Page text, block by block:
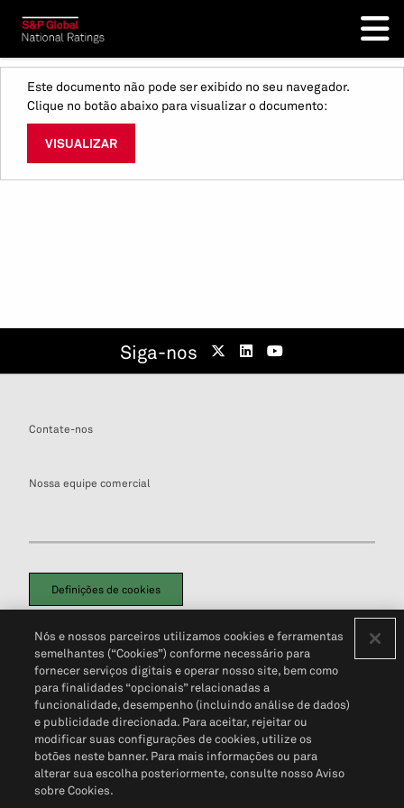
Este documento não pode ser exibido no seu navegador.
Clique no botão abaixo para visualizar o documento:
VISUALIZAR
Siga-nos
Contate-nos
Nossa equipe comercial
Definições de cookies
Política de PrivacidadePortal de privacidade do cliente (em inglês)
Não Venda Minhas Informações Pessoais© 2026 S&P Global
Nós e nossos parceiros utilizamos cookies e ferramentas
semelhantes (“Cookies”) conforme necessário para
fornecer serviços digitais e operar nosso site, bem como
para finalidades “opcionais” relacionadas a
funcionalidade, desempenho (incluindo análise de dados)
e publicidade direcionada. Para aceitar, rejeitar ou
modificar suas configurações de cookies, utilize os
botões neste banner. Para mais informações ou para
alterar sua escolha posteriormente, consulte nosso Aviso
sobre Cookies.